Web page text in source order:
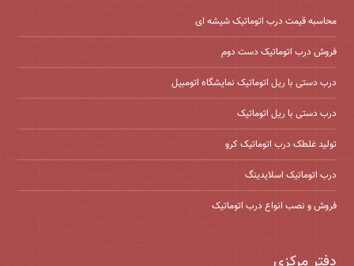
محاسبه قیمت درب اتوماتیک شیشه ‌ای
فروش درب اتوماتیک دست دوم
درب دستی با ریل اتوماتیک نمایشگاه اتومبیل
درب دستی با ریل اتوماتیک
تولید غلطک درب اتوماتیک کرو
درب اتوماتیک اسلایدینگ
فروش و نصب انواع درب اتوماتیک